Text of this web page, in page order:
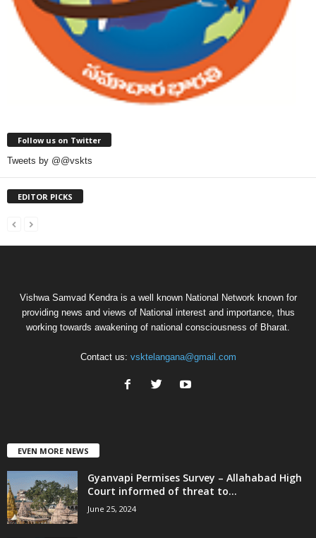
Follow us on Twitter
Tweets by @@vskts
EDITOR PICKS
Vishwa Samvad Kendra is a well known National Network known for
providing news and views of National interest and importance, thus
working towards awakening of national consciousness of Bharat.
Contact us: vsktelangana@gmail.com
EVEN MORE NEWS
Gyanvapi Permises Survey – Allahabad High
Court informed of threat to...
June 25, 2024